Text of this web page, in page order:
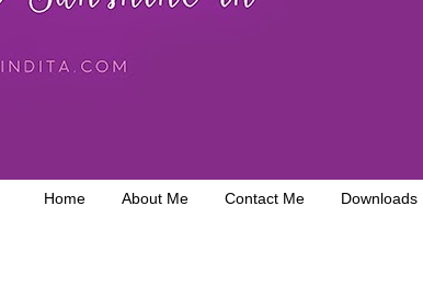
Home About Me Contact Me Downloads